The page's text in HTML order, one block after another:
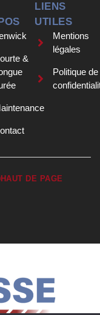
&
LIENS
UTILES
Mentions
légales
Politique de
HAUT DE PAGE